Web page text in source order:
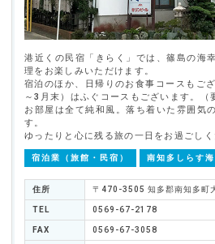
港近くの民宿「きらく」では、篠島の海
理をお楽しみいただけます。
宿泊のほか、日帰りのお食事コースもご
～3月末）はふぐコースもございます。（
お部屋は全て純和風。落ち着いた雰囲気
す。
ゆったりと心に残る旅の一日をお過ごしく
宿泊業（旅館・民宿） 南知多しらす
住所 〒470-3505 知多郡南知多町
TEL 0569-67-2178
FAX 0569-67-3058